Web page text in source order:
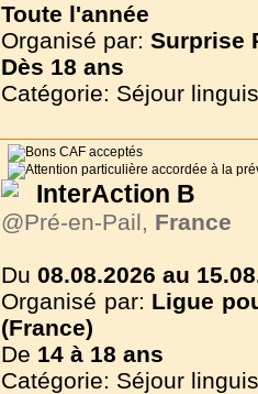
Toute l'année
Organisé par: Surprise
Dès 18 ans
Catégorie: Séjour
InterAction B
@Pré-en-Pail, France
Du 08.08.2026 au
Organisé par: Ligue
(France)
De 14 à 18 ans
Catégorie: Séjour